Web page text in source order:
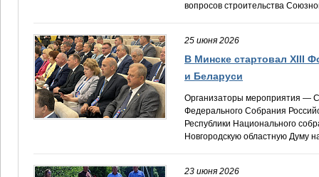
2012-2014 - Председатель комитета охотничьего и рыбного хозяйства
2018-2021 - Министр природных ресурсов, лесного хозяйства и экологии
2021-2021 - Советник эксперт при Губернаторе Новгородской области
С октября 2021 года - Заместитель председателя Новгородской
Член партии «Единая Россия»
Почетная грамота Министерства природных ресурсов и экологии
Знак «Отличник охраны природы», 2019
Почетная грамота Губернатора Новгородской области, 2019
вопросов строительства
25 июня 2026
В Минске стартовал XIII
и Беларуси
Организаторы мероприятия —
Федерального Собрания
Республики Национального
Новгородскую областную Думу
23 июня 2026